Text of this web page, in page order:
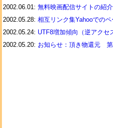
2002.06.01: 無料映画配信サイトの紹介
2002.05.28: 相互リンク集Yahooでの
2002.05.24: UTF8増加傾向（逆アクセ
2002.05.20: お知らせ：頂き物還元